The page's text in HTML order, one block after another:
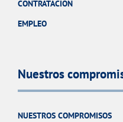
CONTRATACIÓN
EMPLEO
Nuestros
NUESTROS COMPROMISOS